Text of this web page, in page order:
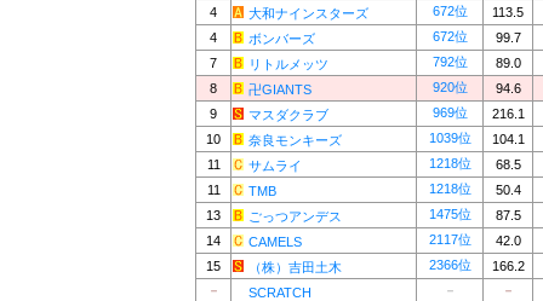
4
大和ナインスターズ 672位
113.5
4
ボンバーズ 672位
99.7
7
リトルメッツ 792位
89.0
8
卍GIANTS 920位
94.6
9
マスダクラブ 969位
216.1
10
奈良モンキーズ 1039位
104.1
11
サムライ 1218位
68.5
11
TMB 1218位
50.4
13
ごっつアンデス 1475位
87.5
14
CAMELS 2117位
42.0
15
（株）吉田土木 2366位
166.2
－
SCRATCH －
－